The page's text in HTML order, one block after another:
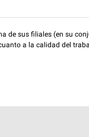
sus filiales (en su
a la calidad del